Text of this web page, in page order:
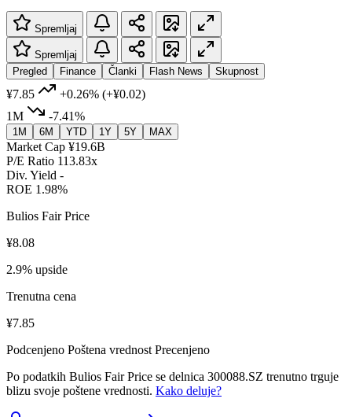
Spremljaj
Spremljaj
Pregled
Finance Članki Flash News Skupnost
¥7.85 +0.26% (+¥0.02)
1M
-7.41%
1M 6M YTD 1Y 5Y MAX
Market Cap ¥19.6B
P/E Ratio 113.83x
Div. Yield -
ROE 1.98%
Bulios Fair Price
¥8.08
2.9% upside
Trenutna cena
¥7.85
Podcenjeno Poštena vrednost Precenjeno
Po podatkih Bulios Fair Price se delnica 300088.SZ trenutno trguje
blizu svoje poštene vrednosti. Kako deluje?